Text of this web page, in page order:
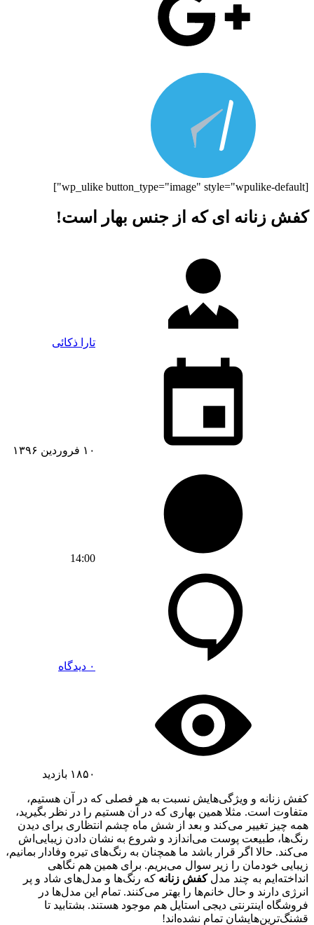
[wp_ulike button_type="image" style="wpulike-default"]
کفش زنانه‌ ای که از جنس بهار است!
تارا ذکائی
۱۰ فروردین ۱۳۹۶
14:00
۰ دیدگاه
۱۸۵۰ بازدید
کفش زنانه و ویژگی‌هایش نسبت به هر فصلی که در آن هستیم،
متفاوت است. مثلا همین بهاری که در آن هستیم را در نظر بگیرید،
همه چیز تغییر می‌کند و بعد از شش ماه چشم انتظاری برای دیدن
رنگ‌ها، طبیعت پوست می‌اندازد و شروع به نشان دادن زیبایی‌اش
می‌کند. حالا اگر قرار باشد ما همچنان به رنگ‌های تیره وفادار بمانیم،
زیبایی خودمان را زیر سوال می‌بریم. برای همین هم نگاهی
انداخته‌ایم به چند مدل کفش زنانه که رنگ‌ها و مدل‌های شاد و پر
انرژی دارند و حال خانم‌ها را بهتر می‌کنند. تمام این مدل‌ها در
فروشگاه اینترنتی دیجی استایل هم موجود هستند. بشتابید تا
قشنگ‌ترین‌هایشان تمام نشده‌اند!